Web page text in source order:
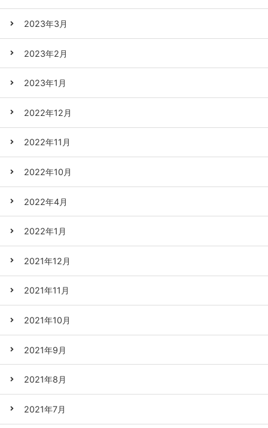
2023年3月
2023年2月
2023年1月
2022年12月
2022年11月
2022年10月
2022年4月
2022年1月
2021年12月
2021年11月
2021年10月
2021年9月
2021年8月
2021年7月